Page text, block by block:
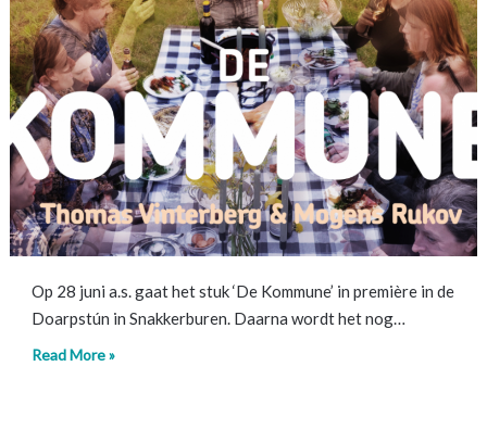
Op 28 juni a.s. gaat het stuk ‘De Kommune’ in première in de
Doarpstún in Snakkerburen. Daarna wordt het nog…
Read More »